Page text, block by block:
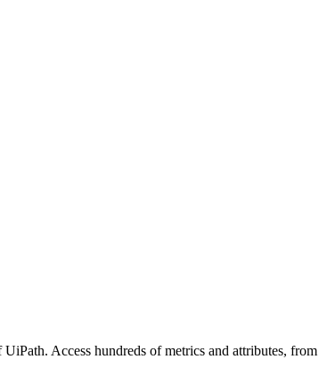
Access hundreds of metrics and attributes,